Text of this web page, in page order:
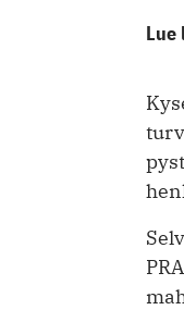
Lue